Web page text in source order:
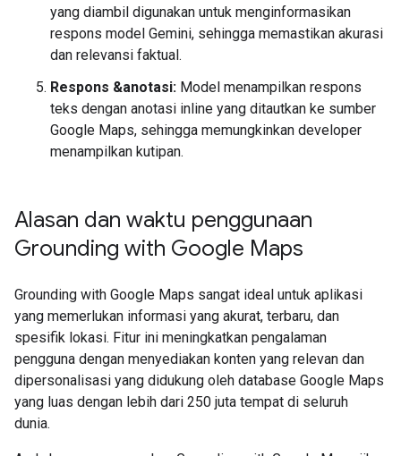
yang diambil digunakan untuk menginformasikan
respons model Gemini, sehingga memastikan akurasi
dan relevansi faktual.
Respons &anotasi: Model menampilkan respons
teks dengan anotasi inline yang ditautkan ke sumber
Google Maps, sehingga memungkinkan developer
menampilkan kutipan.
Alasan dan waktu penggunaan
Grounding with Google Maps
Grounding with Google Maps sangat ideal untuk aplikasi
yang memerlukan informasi yang akurat, terbaru, dan
spesifik lokasi. Fitur ini meningkatkan pengalaman
pengguna dengan menyediakan konten yang relevan dan
dipersonalisasi yang didukung oleh database Google Maps
yang luas dengan lebih dari 250 juta tempat di seluruh
dunia.